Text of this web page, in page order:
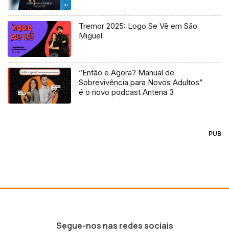
Tremor 2025: Logo Se Vê em São
Miguel
“Então e Agora? Manual de
Sobrevivência para Novos Adultos”
é o novo podcast Antena 3
PUB
Segue-nos nas redes sociais